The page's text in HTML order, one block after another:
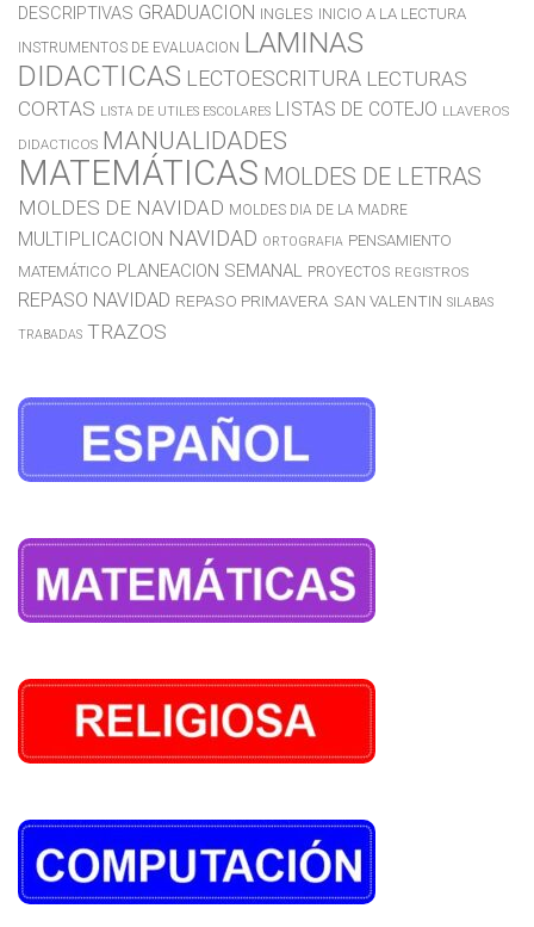
DESCRIPTIVAS GRADUACION INGLES INICIO A LA LECTURA
INSTRUMENTOS DE EVALUACION LAMINAS
DIDACTICAS LECTOESCRITURA LECTURAS
CORTAS LISTA DE UTILES ESCOLARES LISTAS DE COTEJO LLAVEROS
DIDACTICOS MANUALIDADES
MATEMÁTICAS MOLDES DE LETRAS
MOLDES DE NAVIDAD MOLDES DIA DE LA MADRE
MULTIPLICACION NAVIDAD ORTOGRAFIA PENSAMIENTO
MATEMÁTICO PLANEACION SEMANAL PROYECTOS REGISTROS
REPASO NAVIDAD REPASO PRIMAVERA SAN VALENTIN SILABAS
TRABADAS TRAZOS